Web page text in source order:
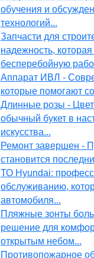
обучения и
технологий...
Запчасти для
надежность,
бесперебойную
Аппарат ИВЛ -
которые помогают
Длинные розы -
обычный букет в
искусства...
Ремонт завершен -
становится
ТО Hyundai:
обслуживанию,
автомобиля...
Пляжные зонты
решение для
открытым небом...
Противопожарное